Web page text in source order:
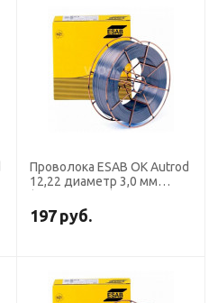
Проволока ESAB OK Autrod
12,22 диаметр 3,0 мм
197 руб.